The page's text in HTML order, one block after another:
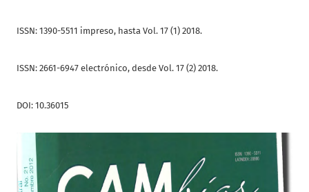
ISSN: 1390-5511 impreso, hasta Vol. 17 (1) 2018.
ISSN: 2661-6947 electrónico, desde Vol. 17 (2) 2018.
DOI: 10.36015